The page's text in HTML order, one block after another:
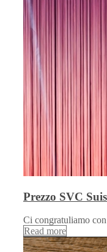
Prezzo SVC
Ci congratuliamo
Read more